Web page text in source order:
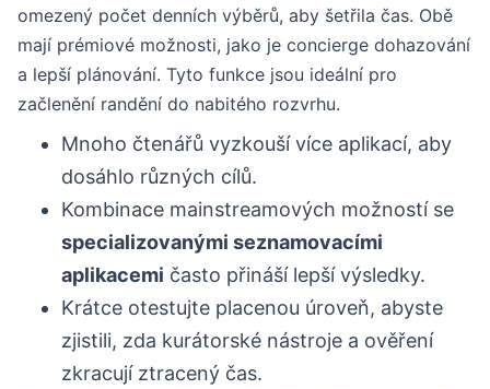
omezený počet denních výběrů, aby šetřila čas. Obě
mají prémiové možnosti, jako je concierge dohazování
a lepší plánování. Tyto funkce jsou ideální pro
začlenění randění do nabitého rozvrhu.
Mnoho čtenářů vyzkouší více aplikací, aby
dosáhlo různých cílů.
Kombinace mainstreamových možností se
specializovanými seznamovacími
aplikacemi často přináší lepší výsledky.
Krátce otestujte placenou úroveň, abyste
zjistili, zda kurátorské nástroje a ověření
zkracují ztracený čas.